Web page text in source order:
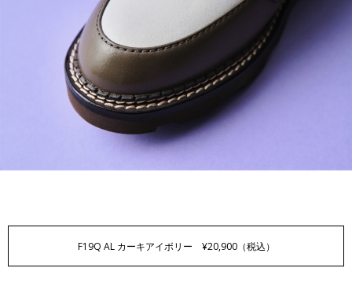
F19Q AL カーキアイボリー ¥20,900（税込）